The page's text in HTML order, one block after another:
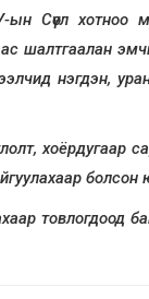
Сөүл хотноо
шалтгаалан
нэгдэн,
хоёрдугаар
болсон
товлогдоод